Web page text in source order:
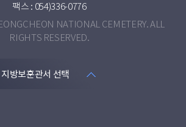
팩스 : 054)336-0776
NATIONAL CEMETERY. ALL
RIGHTS RESERVED.
지방보훈관서 선택